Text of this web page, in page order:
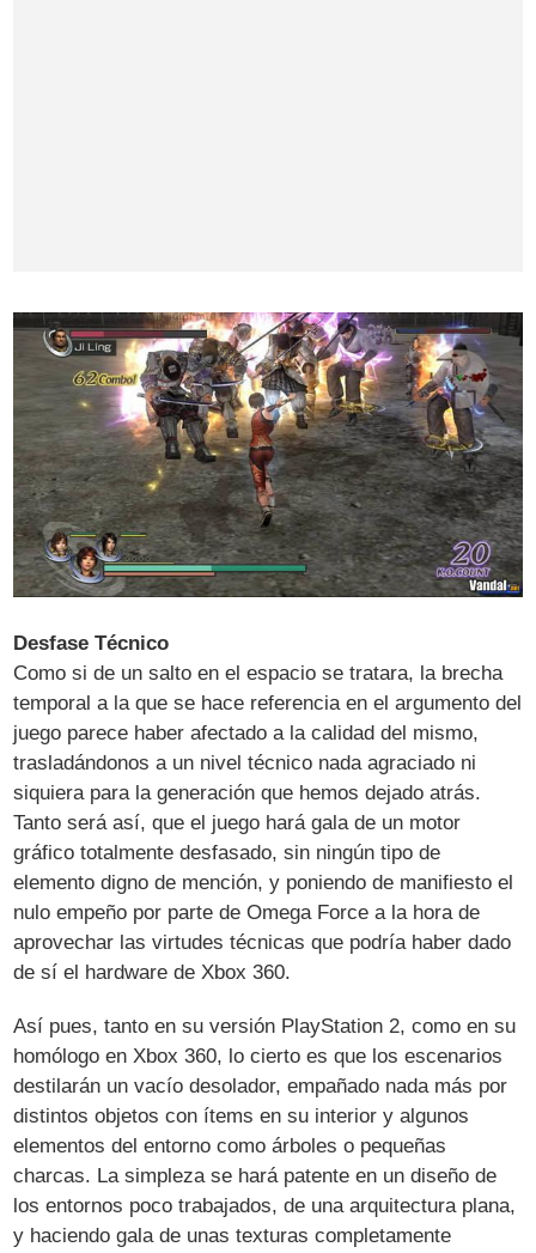
Desfase Técnico
Como si de un salto en el espacio se tratara, la brecha
temporal a la que se hace referencia en el argumento del
juego parece haber afectado a la calidad del mismo,
trasladándonos a un nivel técnico nada agraciado ni
siquiera para la generación que hemos dejado atrás.
Tanto será así, que el juego hará gala de un motor
gráfico totalmente desfasado, sin ningún tipo de
elemento digno de mención, y poniendo de manifiesto el
nulo empeño por parte de Omega Force a la hora de
aprovechar las virtudes técnicas que podría haber dado
de sí el hardware de Xbox 360.
Así pues, tanto en su versión PlayStation 2, como en su
homólogo en Xbox 360, lo cierto es que los escenarios
destilarán un vacío desolador, empañado nada más por
distintos objetos con ítems en su interior y algunos
elementos del entorno como árboles o pequeñas
charcas. La simpleza se hará patente en un diseño de
los entornos poco trabajados, de una arquitectura plana,
y haciendo gala de unas texturas completamente